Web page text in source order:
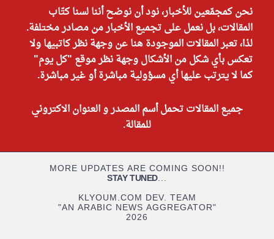
نحن كمجمّعين للأخبار، نود أن نوضح أننا لسنا كتّاب
المقالات، بل نعمل على تجميع الأخبار من مصادر مختلفة.
لذا، تعبر المقالات الموجودة هنا عن وجهة نظر كاتبيها ولا
تعكس بأي شكل من الأشكال وجهة نظر موقع "كل يوم"
كما لا يترتب عليها أي مسؤولية مباشرة أو غير مباشرة.
جميع المقالات تحمل أسم المصدر و العنوان الاكتروني
للمقالة.
MORE UPDATES ARE COMING SOON!!
STAY TUNED...
KLYOUM.COM DEV. TEAM
"AN ARABIC NEWS AGGREGATOR"
2026